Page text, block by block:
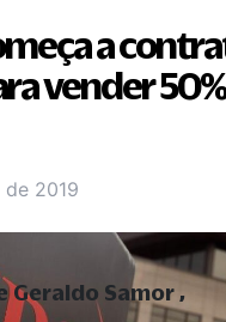
a
vender
2019
Geraldo Samor